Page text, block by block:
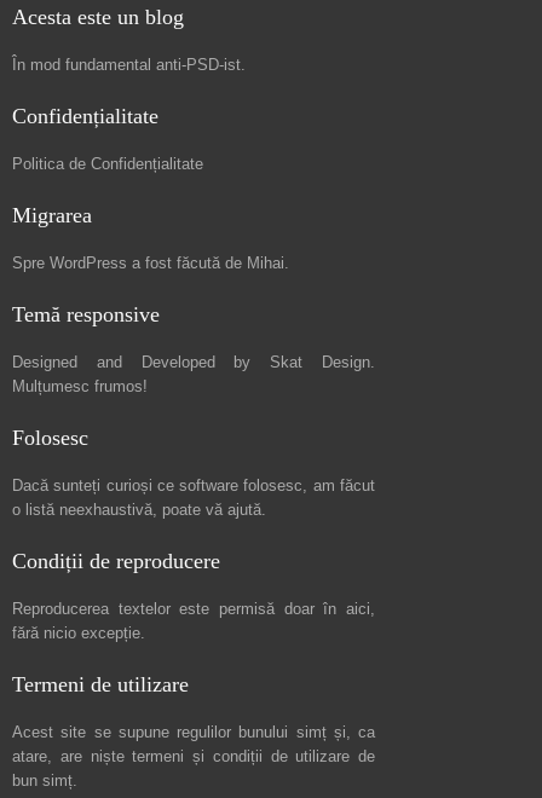
Acesta este un blog
În mod fundamental anti-PSD-ist.
Confidențialitate
Politica de Confidențialitate
Migrarea
Spre WordPress a fost făcută de Mihai.
Temă responsive
Designed and Developed by Skat Design.
Mulțumesc frumos!
Folosesc
Dacă sunteți curioși ce software folosesc, am făcut
o listă neexhaustivă, poate vă ajută.
Condiții de reproducere
Reproducerea textelor este permisă doar în aici,
fără nicio excepție.
Termeni de utilizare
Acest site se supune regulilor bunului simț și, ca
atare, are niștetermeni și condiții de utilizare de
bun simț.